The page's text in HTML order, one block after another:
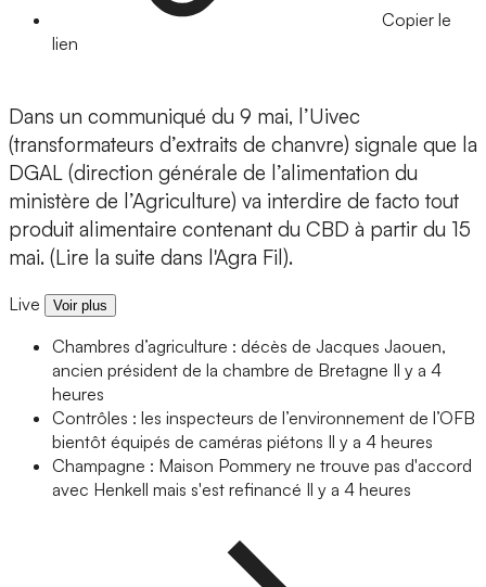
Copier le
lien
Dans un communiqué du 9 mai, l’Uivec
(transformateurs d’extraits de chanvre) signale que la
DGAL (direction générale de l’alimentation du
ministère de l’Agriculture) va interdire de facto tout
produit alimentaire contenant du CBD à partir du 15
mai. (Lire la suite dans l'Agra Fil).
Live Voir plus
Chambres d’agriculture : décès de Jacques Jaouen,
ancien président de la chambre de Bretagne Il y a 4
heures
Contrôles : les inspecteurs de l’environnement de l’OFB
bientôt équipés de caméras piétons Il y a 4 heures
Champagne : Maison Pommery ne trouve pas d'accord
avec Henkell mais s'est refinancé Il y a 4 heures